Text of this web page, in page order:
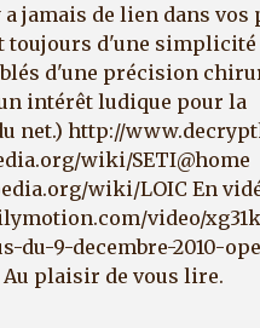
jamais de lien dans vos
toujours d'une simplicité
d'une précision
intérêt ludique pour la
net.) http://
wiki/SETI@home
wiki/LOIC En
video/
du-9-decembre-2010-
Au plaisir de vous lire.